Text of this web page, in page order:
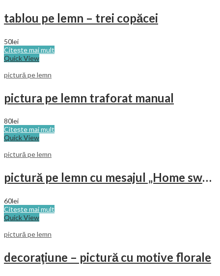
tablou pe lemn – trei copăcei
50lei
Citește mai mult
Quick View
pictură pe lemn
pictura pe lemn traforat manual
80lei
Citește mai mult
Quick View
pictură pe lemn
pictură pe lemn cu mesajul „Home sweet home”
60lei
Citește mai mult
Quick View
pictură pe lemn
decoraţiune – pictură cu motive florale